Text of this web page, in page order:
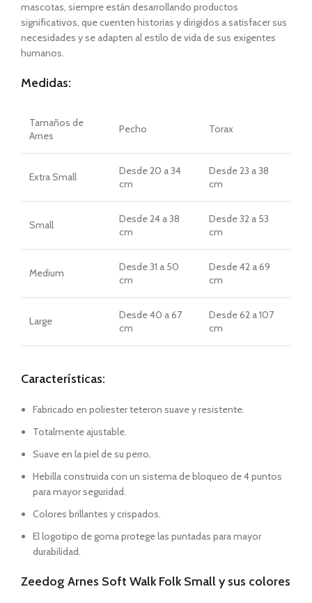
mascotas, siempre están desarrollando productos
significativos, que cuenten historias y dirigidos a satisfacer sus
necesidades y se adapten al estilo de vida de sus exigentes
humanos.
Medidas:
Tamaños de
Arnes
Pecho Torax
Extra Small Desde20 a 34
cm
Desde23 a 38
cm
Small Desde24 a 38
cm
Desde32 a 53
cm
Medium Desde31 a 50
cm
Desde42 a 69
cm
Large Desde40 a 67
cm
Desde62 a 107
cm
Características:
Fabricado en poliester teteron suave y resistente.
Totalmente ajustable.
Suave en la piel de su perro.
Hebilla construida con un sistema de bloqueo de 4 puntos
para mayor seguridad.
Colores brillantes y crispados.
El logotipo de goma protege las puntadas para mayor
durabilidad.
Zeedog Arnes Soft Walk Folk Small y sus colores